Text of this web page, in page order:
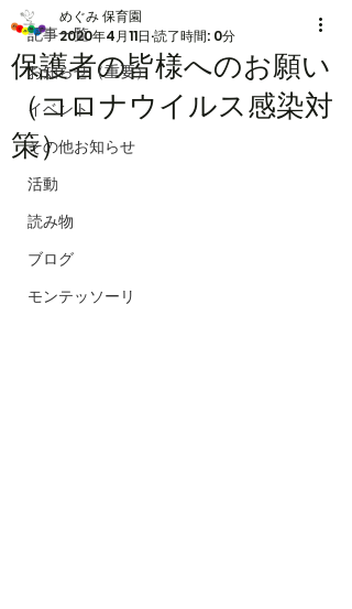
記事一覧
お知らせ（重要）
イベント
その他お知らせ
活動
読み物
ブログ
モンテッソーリ
保護者の皆様へのお願い
（コロナウイルス感染対
策）
めぐみ 保育園
2020年4月11日 読了時間: 0分